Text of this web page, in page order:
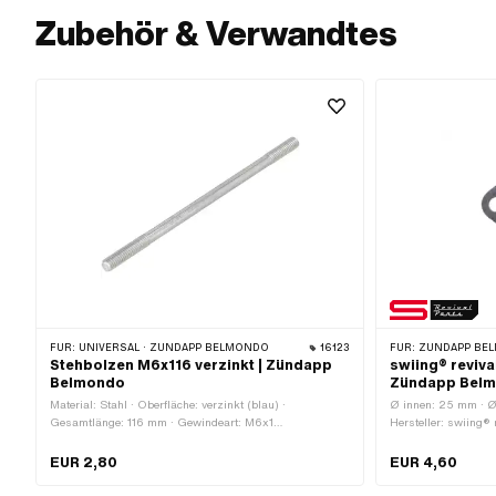
Zubehör & Verwandtes
FÜR: UNIVERSAL · ZÜNDAPP BELMONDO 16123
Stehbolzen M6x116 verzinkt | Zündapp
Belmondo
Material: Stahl · Oberfläche: verzinkt (blau) ·
Gesamtlänge: 116 mm · Gewindeart: M6x1
mm
EUR 2,80
FÜR: ZÜNDAPP
swiing®
Zündapp
Ø innen: 25 mm · Ø
Hersteller: swiing®
Material: Grafit /
Anzahl
EUR 4,60